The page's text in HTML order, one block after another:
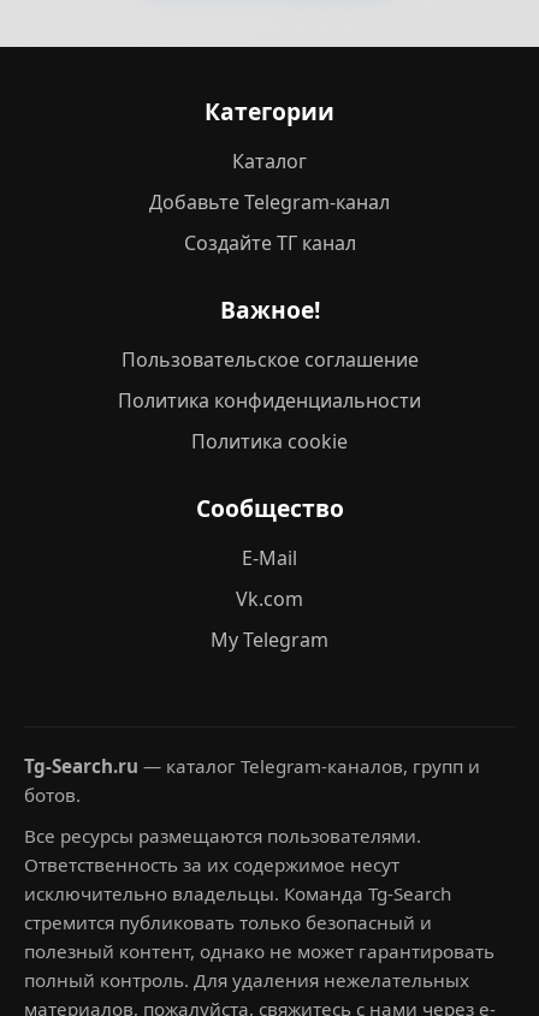
Категории
Каталог
Добавьте Telegram-канал
Создайте ТГ канал
Важное!
Пользовательское соглашение
Политика конфиденциальности
Политика cookie
Сообщество
E-Mail
Vk.com
My Telegram
Tg-Search.ru — каталог Telegram-каналов, групп и
ботов.
Все ресурсы размещаются пользователями.
Ответственность за их содержимое несут
исключительно владельцы. Команда Tg-Search
стремится публиковать только безопасный и
полезный контент, однако не может гарантировать
полный контроль. Для удаления нежелательных
материалов, пожалуйста, свяжитесь с нами через e-